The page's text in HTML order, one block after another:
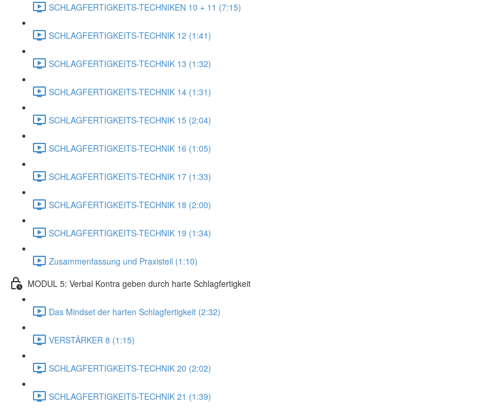
SCHLAGFERTIGKEITS-TECHNIKEN 10 + 11 (7:15)
SCHLAGFERTIGKEITS-TECHNIK 12 (1:41)
SCHLAGFERTIGKEITS-TECHNIK 13 (1:32)
SCHLAGFERTIGKEITS-TECHNIK 14 (1:31)
SCHLAGFERTIGKEITS-TECHNIK 15 (2:04)
SCHLAGFERTIGKEITS-TECHNIK 16 (1:05)
SCHLAGFERTIGKEITS-TECHNIK 17 (1:33)
SCHLAGFERTIGKEITS-TECHNIK 18 (2:00)
SCHLAGFERTIGKEITS-TECHNIK 19 (1:34)
Zusammenfassung und Praxisteil (1:10)
MODUL 5: Verbal Kontra geben durch harte Schlagfertigkeit
Das Mindset der harten Schlagfertigkeit (2:32)
VERSTÄRKER 8 (1:15)
SCHLAGFERTIGKEITS-TECHNIK 20 (2:02)
SCHLAGFERTIGKEITS-TECHNIK 21 (1:39)